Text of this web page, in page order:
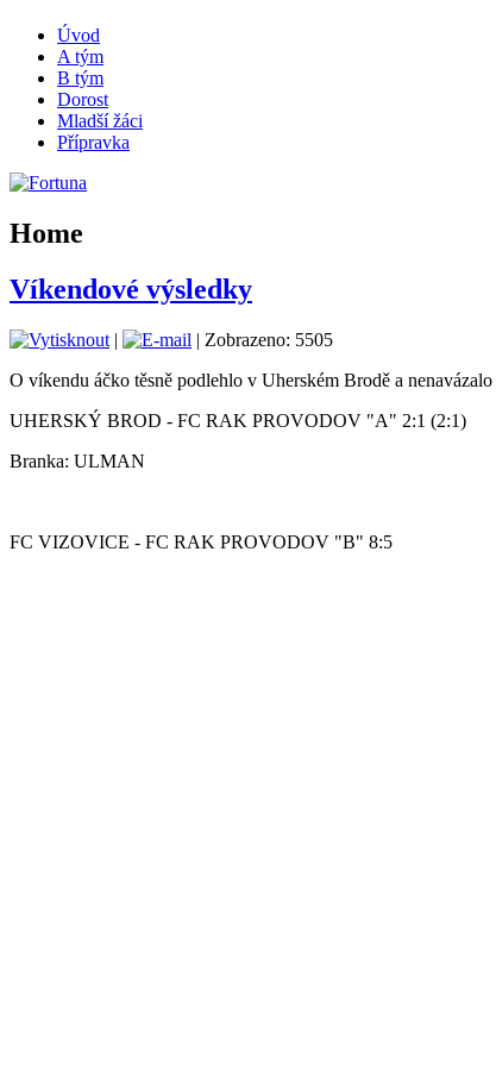
Úvod
A tým
B tým
Dorost
Mladší žáci
Přípravka
Home
Víkendové výsledky
|
| Zobrazeno: 5505
O víkendu áčko těsně podlehlo v Uherském Brodě a
UHERSKÝ BROD - FC RAK PROVODOV "A" 2:1 (2:1)
Branka: ULMAN
FC VIZOVICE - FC RAK PROVODOV "B" 8:5